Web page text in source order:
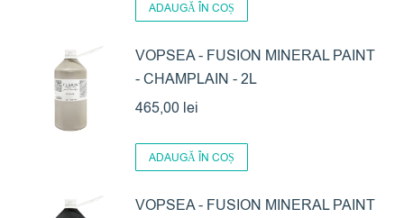
ADAUGĂ ÎN COȘ
VOPSEA - FUSION MINERAL PAINT
- CHAMPLAIN - 2L
465,00 lei
ADAUGĂ ÎN COȘ
VOPSEA - FUSION MINERAL PAINT